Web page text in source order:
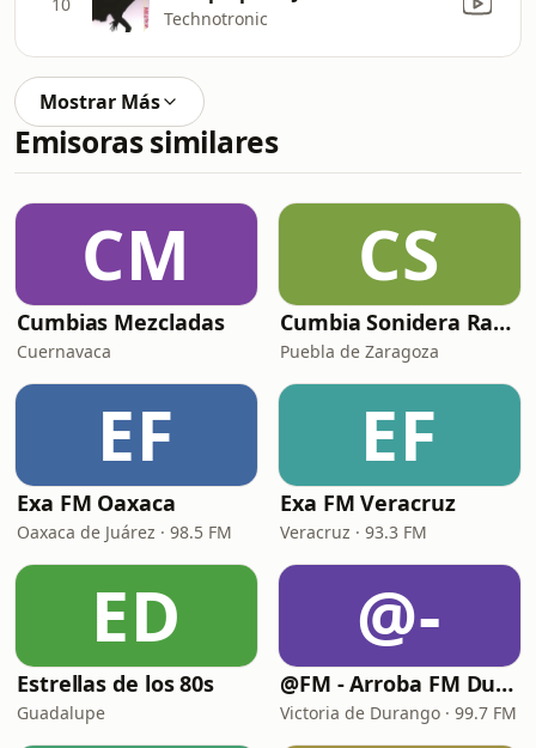
Technotronic
Mostrar Más
Emisoras similares
CM
Cumbias Mezcladas
Cuernavaca
CS
Cumbia Sonidera Radio
Puebla de Zaragoza
EF
Exa FM Oaxaca
Oaxaca de Juárez · 98.5 FM
EF
Exa FM Veracruz
Veracruz · 93.3 FM
ED
Estrellas de los 80s
Guadalupe
@-
@FM - Arroba FM Durango
Victoria de Durango · 99.7 FM